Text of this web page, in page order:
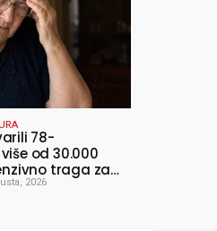
78-
od 30.000
traga za
2026